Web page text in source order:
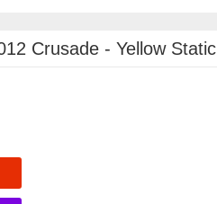
Crusade - Yellow Static